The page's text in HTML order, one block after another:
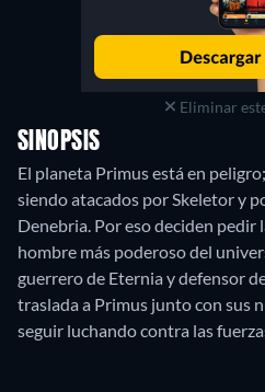
Eliminar
SINOPSIS
El planeta Primus está en
siendo atacados por Skeletor y
Denebria. Por eso deciden pedir
hombre más poderoso del
guerrero de Eternia y defensor
traslada a Primus junto con sus
seguir luchando contra las